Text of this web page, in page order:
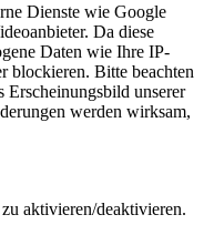
Dienste wie Google
Da diese
Daten wie Ihre IP-
blockieren. Bitte beachten
Erscheinungsbild unserer
werden wirksam,
aktivieren/deaktivieren.